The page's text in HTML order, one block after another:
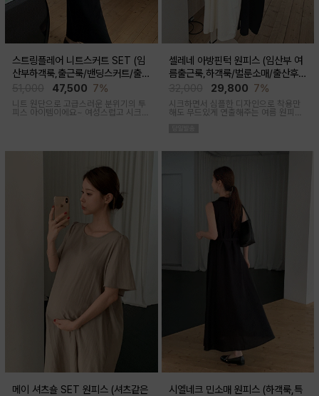
스트링플레어 니트스커트 SET (임
산부하객룩,출근룩/밴딩스커트/출산
후 착용가능)47,500 7%
니트 원단으로 고급스러운 분위기의 투
피스 아이템이에요~ 여성스럽고 시크한
셀레네 아방핀턱 원피스 (임산부 여
름출근룩,하객룩/벌룬소매/출산후
29,800 7%
시크하면서 심플한 디자인으로 착용만
해도 무드있게 연출해주는 여름 원피스
메이 셔츠숄 SET 원피스 (셔츠같은 시엘네크 민소매 원피스 (하객룩,특